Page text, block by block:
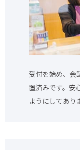
受付を始め、会
置済みです。安
ようにしてあり